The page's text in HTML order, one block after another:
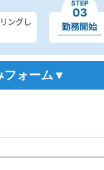
フォーム▼